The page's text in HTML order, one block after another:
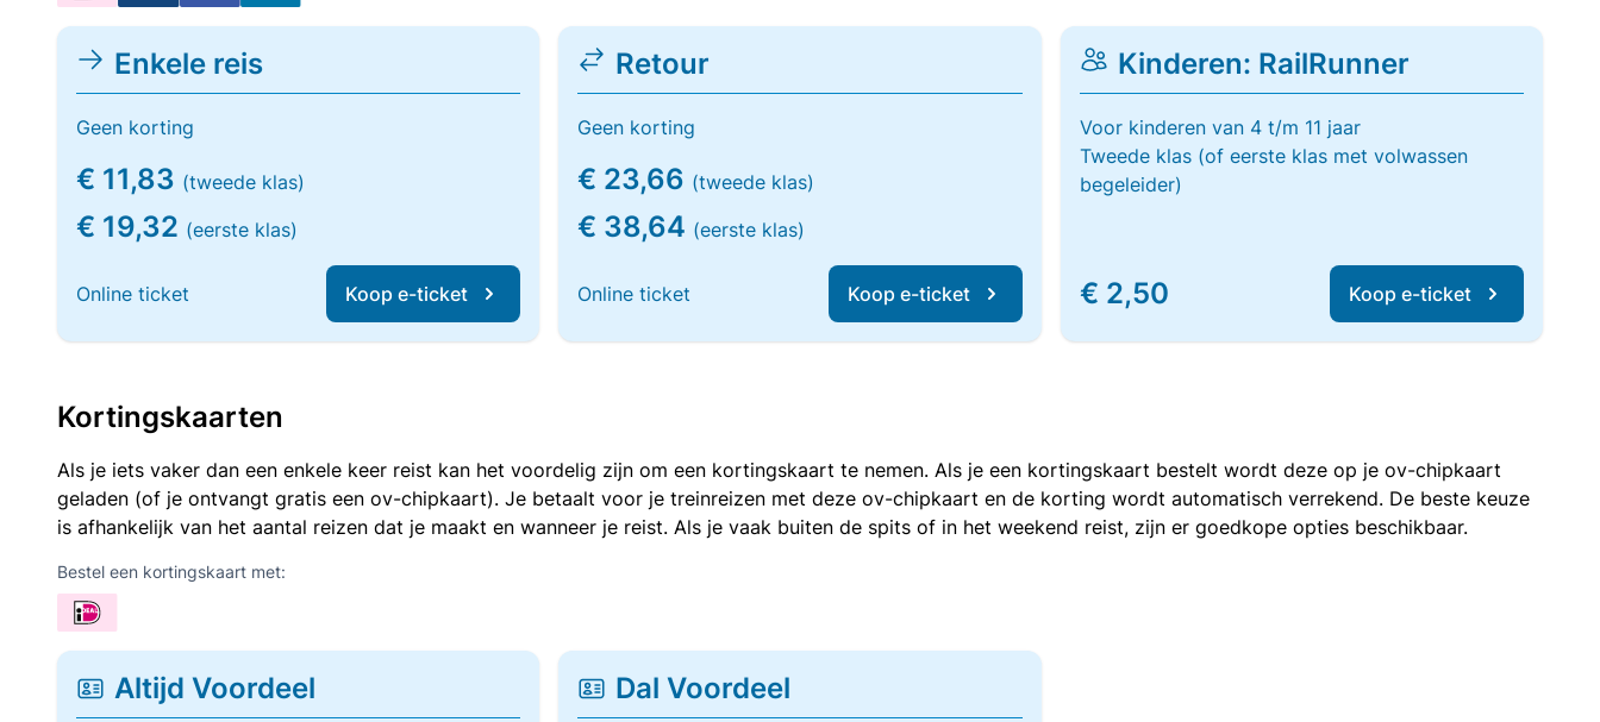
Enkele reis
Geen korting
€ 11,83 (tweede klas)
€ 19,32 (eerste klas)
Online ticket Koop e-ticket
Retour
Geen korting
€ 23,66 (tweede klas)
€ 38,64 (eerste klas)
Online ticket Koop e-ticket
Kinderen: RailRunner
Voor kinderen van 4 t/m 11 jaar
Tweede klas (of eerste klas met volwassen
begeleider)
€ 2,50 Koop e-ticket
Kortingskaarten
Als je iets vaker dan een enkele keer reist kan het voordelig zijn om een kortingskaart te nemen. Als je een kortingskaart bestelt wordt deze op je ov-chipkaart
geladen (of je ontvangt gratis een ov-chipkaart). Je betaalt voor je treinreizen met deze ov-chipkaart en de korting wordt automatisch verrekend. De beste keuze
is afhankelijk van het aantal reizen dat je maakt en wanneer je reist. Als je vaak buiten de spits of in het weekend reist, zijn er goedkope opties beschikbaar.
Bestel een kortingskaart met:
Altijd Voordeel Dal Voordeel